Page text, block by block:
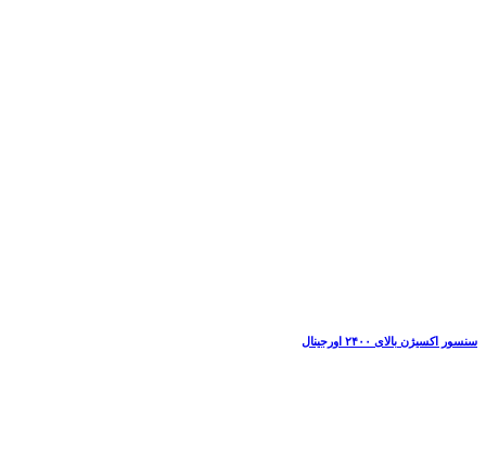
سنسور اکسیژن بالای ۲۴۰۰ اورجینال